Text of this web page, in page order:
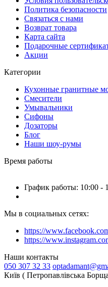
Политика безопасности
Связаться с нами
Возврат товара
Карта сайта
Подарочные
Акции
Категории
Кухонные гранитные
Смесители
Умывальники
Сифоны
Дозаторы
Блог
Наши шоу-румы
Время работы
График работы: 10:00 -
Мы в социальных сетях:
https://
https://
Наши контакты
050 307 32 33
Київ ( Петропавлівська